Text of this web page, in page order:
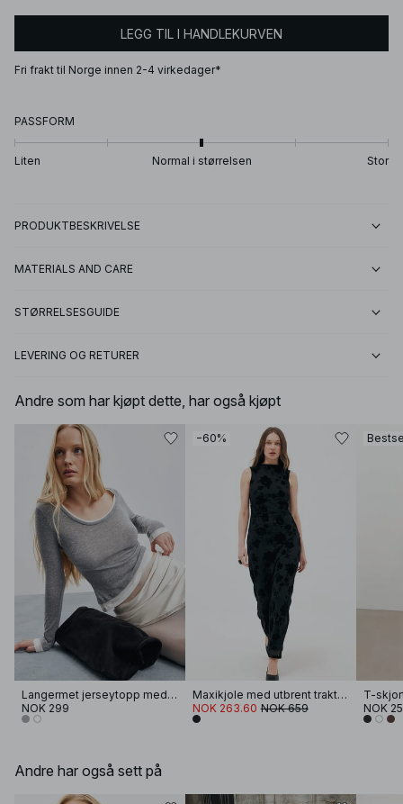
LEGG TIL I HANDLEKURVEN
Fri frakt til Norge innen 2-4 virkedager*
PASSFORM
Liten Normal i størrelsen Stor
PRODUKTBESKRIVELSE
MATERIALS AND CARE
STØRRELSESGUIDE
LEVERING OG RETURER
Andre som har kjøpt dette, har også kjøpt
Langermet jerseytopp med lag på lag
NOK 299
−60%
Maxikjole med utbrent trakthals
NOK 263.60 NOK 659
T-
NOK
Andre har også sett på